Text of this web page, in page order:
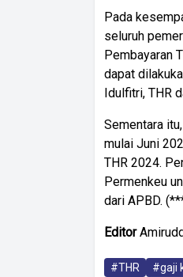
Pada
seluruh
Pembayaran
dapat
Idulfitri, THR
Sementara
mulai Juni
THR 2024.
Permenkeu
dari APBD.
Editor
#THR #gaji